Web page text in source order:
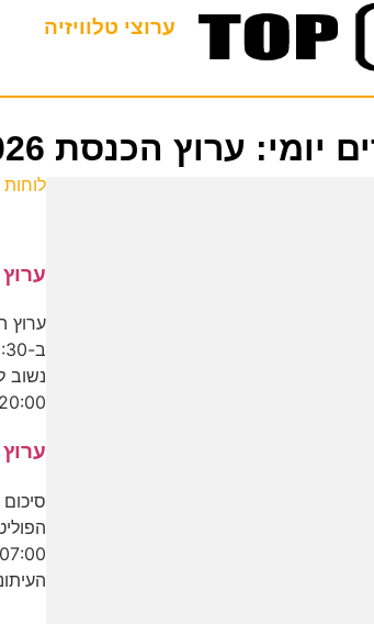
ערוצי טלוויזיה
ערוץ הכנסת 20-06-2026
לוחות
ערוץ
20:00 נשוב לשדר
ערוץ